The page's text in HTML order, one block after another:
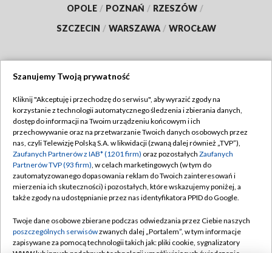
OPOLE / POZNAŃ / RZESZÓW /
SZCZECIN / WARSZAWA / WROCŁAW
TVP
Abonament TVP
Emisja w TVP
Centrum informacji TVP
Naziemna Telewizja Cyfrowa
Rada Programowa
System NOS
Regulamin TVP
Polityka prywatności
Moje zgody
Pomoc
Kontakt
Szanujemy Twoją prywatność
Kliknij "Akceptuję i przechodzę do serwisu", aby wyrazić zgody na
korzystanie z technologii automatycznego śledzenia i zbierania danych,
dostęp do informacji na Twoim urządzeniu końcowym i ich
przechowywanie oraz na przetwarzanie Twoich danych osobowych przez
nas, czyli Telewizję Polską S.A. w likwidacji (zwaną dalej również „TVP”),
Zaufanych Partnerów z IAB* (1201 firm) oraz pozostałych Zaufanych
Partnerów TVP (93 firm), w celach marketingowych (w tym do
zautomatyzowanego dopasowania reklam do Twoich zainteresowań i
mierzenia ich skuteczności) i pozostałych, które wskazujemy poniżej, a
także zgody na udostępnianie przez nas identyfikatora PPID do Google.
Twoje dane osobowe zbierane podczas odwiedzania przez Ciebie naszych
poszczególnych serwisówzwanych dalej „Portalem”, w tym informacje
zapisywane za pomocą technologii takich jak: pliki cookie, sygnalizatory